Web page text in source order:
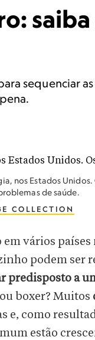
sequenciar
nos Estados
de saúde.
COLLECTION
vários países
podem ser
predisposto a
boxer? Muitos
e, como
estão